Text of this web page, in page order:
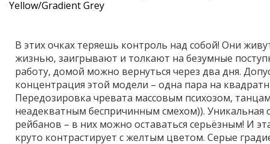
В этих очках теряешь контроль над собой! Они
жизнью, заигрывают и толкают на безумные
работу, домой можно вернуться через два дня.
концентрация этой модели – одна пара на
Передозировка чревата массовым психозом,
неадекватным беспричинным смехом)). Уникальная
рейбанов – в них можно оставаться серьёзным! И
круто контрастирует с желтым цветом. Серые